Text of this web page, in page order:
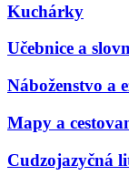
Kuchárky
Učebnice a
Náboženstvo a
Mapy a
Cudzojazyčná